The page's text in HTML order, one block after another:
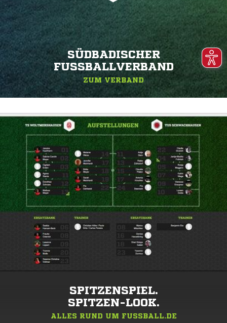
SÜDBADISCHER
FUSSBALLVERBAND
ZUM VERBAND
SPITZENSPIEL.
SPITZEN-LOOK.
ALLES RUND UM FUSSBALL.DE